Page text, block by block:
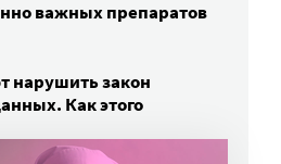
важных препаратов
нарушить закон
Как этого